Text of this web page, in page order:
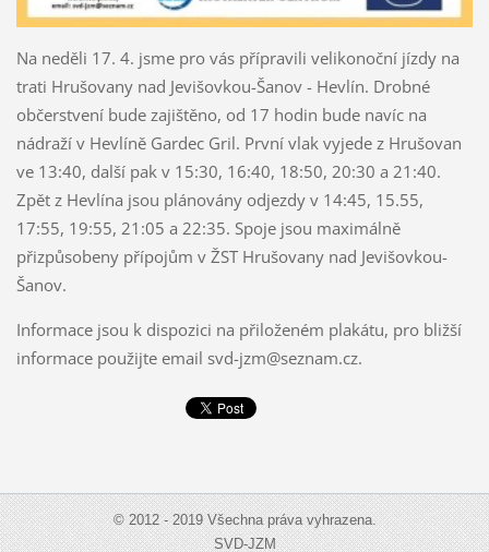
Na neděli 17. 4. jsme pro vás přípravili velikonoční jízdy na
trati Hrušovany nad Jevišovkou-Šanov - Hevlín. Drobné
občerstvení bude zajištěno, od 17 hodin bude navíc na
nádraží v Hevlíně Gardec Gril. První vlak vyjede z Hrušovan
ve 13:40, další pak v 15:30, 16:40, 18:50, 20:30 a 21:40.
Zpět z Hevlína jsou plánovány odjezdy v 14:45, 15.55,
17:55, 19:55, 21:05 a 22:35. Spoje jsou maximálně
přizpůsobeny přípojům v ŽST Hrušovany nad Jevišovkou-
Šanov.
Informace jsou k dispozici na přiloženém plakátu, pro bližší
informace použijte email svd-jzm@seznam.cz.
© 2012 - 2019 Všechna práva vyhrazena.
SVD-JZM